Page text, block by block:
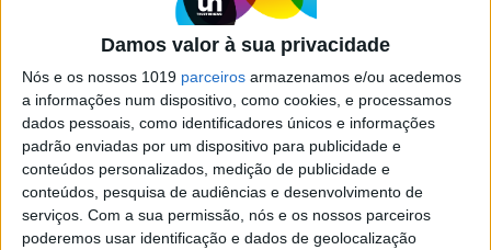
Damos valor à sua privacidade
Nós e os nossos 1019 parceiros armazenamos e/ou acedemos
a informações num dispositivo, como cookies, e processamos
dados pessoais, como identificadores únicos e informações
padrão enviadas por um dispositivo para publicidade e
conteúdos personalizados, medição de publicidade e
conteúdos, pesquisa de audiências e desenvolvimento de
serviços. Com a sua permissão, nós e os nossos parceiros
poderemos usar identificação e dados de geolocalização
‘Adolfina’, a política em ascensão
comparada a Hitler
As vitórias sucessivas do partido xenófobo
Alternativa para a Alemanha (AfD) em eleições
regionais abanam os alicerces do establishment
político germânico. Saiba porque a Der Spiegel
alcunhou a sua líder, Frauke Petry, de Adolfina,
numa alusão clara a Adolf Hitler